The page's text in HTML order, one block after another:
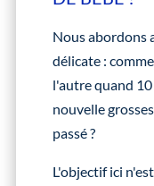
Nous abordons
délicate :
l'autre quand
nouvelle
passé ?
L'objectif ici